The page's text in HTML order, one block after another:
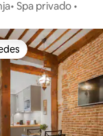
Spa privado •